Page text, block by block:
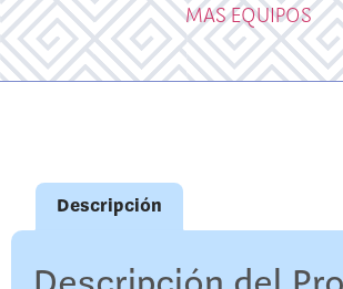
MAS EQUIPOS
Descripción